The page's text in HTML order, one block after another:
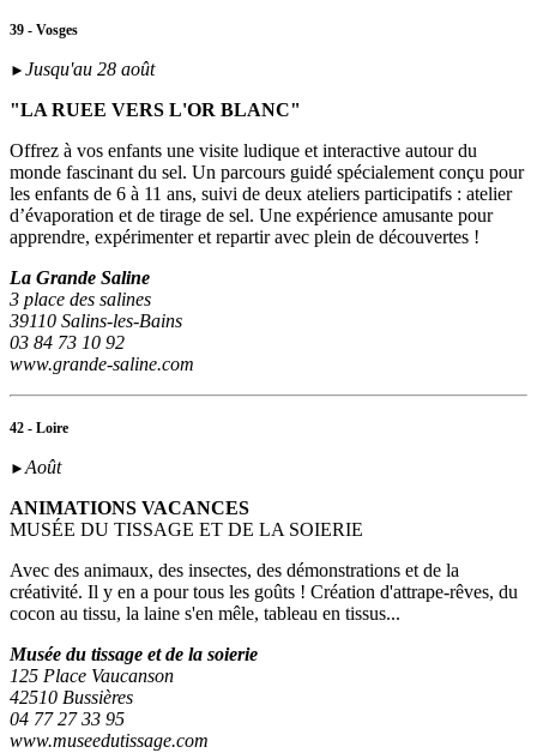
39 - Vosges
► Jusqu'au 28 août
"LA RUEE VERS L'OR BLANC"
Offrez à vos enfants une visite ludique et interactive autour du
monde fascinant du sel. Un parcours guidé spécialement conçu pour
les enfants de 6 à 11 ans, suivi de deux ateliers participatifs : atelier
d’évaporation et de tirage de sel. Une expérience amusante pour
apprendre, expérimenter et repartir avec plein de découvertes !
La Grande Saline
3 place des salines
39110 Salins-les-Bains
03 84 73 10 92
www.grande-saline.com
42 - Loire
►Août
ANIMATIONS VACANCES
MUSÉE DU TISSAGE ET DE LA SOIERIE
Avec des animaux, des insectes, des démonstrations et de la
créativité. Il y en a pour tous les goûts ! Création d'attrape-rêves, du
cocon au tissu, la laine s'en mêle, tableau en tissus...
Musée du tissage et de la soierie
125 Place Vaucanson
42510 Bussières
04 77 27 33 95
www.museedutissage.com